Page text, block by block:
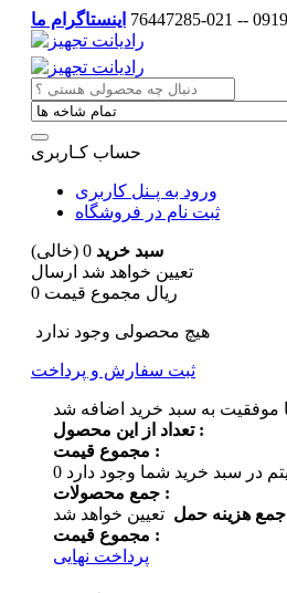
اینستاگرام ما
حساب کـاربری
ورود به پـنل کاربری
ثبت نام در فروشگاه
سبد خرید 0 (خالی)
تعیین خواهد شد ارسال
0 ریال مجموع قیمت
هیچ محصولی وجود ندارد
ثبت سفارش و پرداخت
موفقیت به سبد خرید اضافه شد
تعداد از این محصول :
مجموع قیمت :
0
جمع محصولات :
جمع هزینه حمل تعیین خواهد شد
مجموع قیمت :
پرداخت نهایی